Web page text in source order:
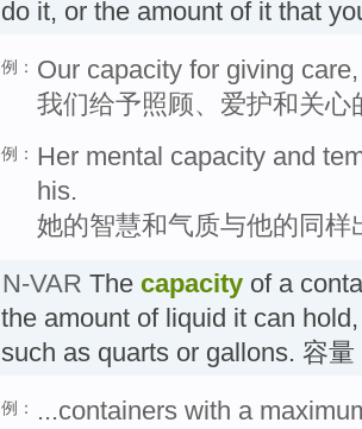
do it, or the amount of it that
例： Our capacity for giving
我们给予照顾、爱护和关心
例： Her mental capacity and
his.
她的智慧和气质与他的同样
N-VAR The capacity of a
the amount of liquid it can
such as quarts or gallons. 容量
例：
...containers with a